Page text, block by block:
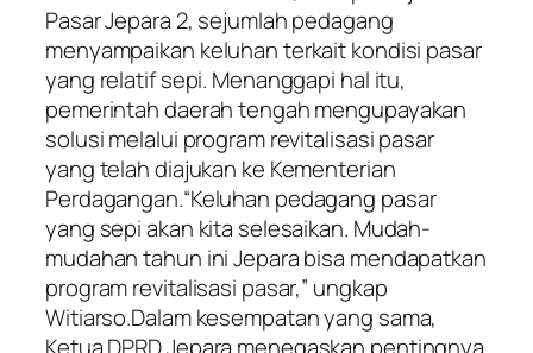
Pasar Jepara 2, sejumlah pedagang
menyampaikan keluhan terkait kondisi pasar
yang relatif sepi. Menanggapi hal itu,
pemerintah daerah tengah mengupayakan
solusi melalui program revitalisasi pasar
yang telah diajukan ke Kementerian
Perdagangan.“Keluhan pedagang pasar
yang sepi akan kita selesaikan. Mudah-
mudahan tahun ini Jepara bisa mendapatkan
program revitalisasi pasar,” ungkap
Witiarso.Dalam kesempatan yang sama,